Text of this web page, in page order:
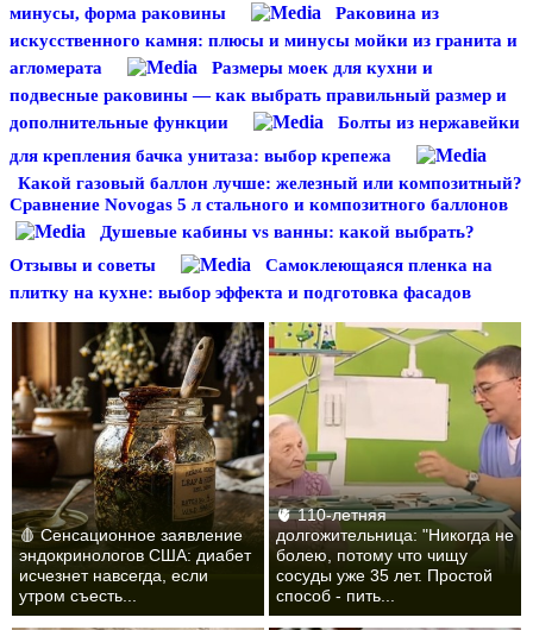
минусы, форма раковины
Раковина из
искусственного камня: плюсы и минусы мойки из гранита и
агломерата
Размеры моек для кухни и
подвесные раковины — как выбрать правильный размер и
дополнительные функции
Болты из нержавейки
для крепления бачка унитаза: выбор крепежа
Какой газовый баллон лучше: железный или композитный?
Сравнение Novogas 5 л стального и композитного баллонов
Душевые кабины vs ванны: какой выбрать?
Отзывы и советы
Самоклеющаяся пленка на
плитку на кухне: выбор эффекта и подготовка фасадов
🩸 Сенсационное заявление
эндокринологов США: диабет
исчезнет навсегда, если
утром съесть...
🫀 110-летняя
долгожительница: "Никогда не
болею, потому что чищу
сосуды уже 35 лет. Простой
способ - пить...